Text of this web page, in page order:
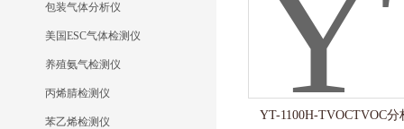
包装气体分析仪
美国ESC气体检测仪
养殖氨气检测仪
丙烯腈检测仪
苯乙烯检测仪 YT-1100H-TVOCTVOC分